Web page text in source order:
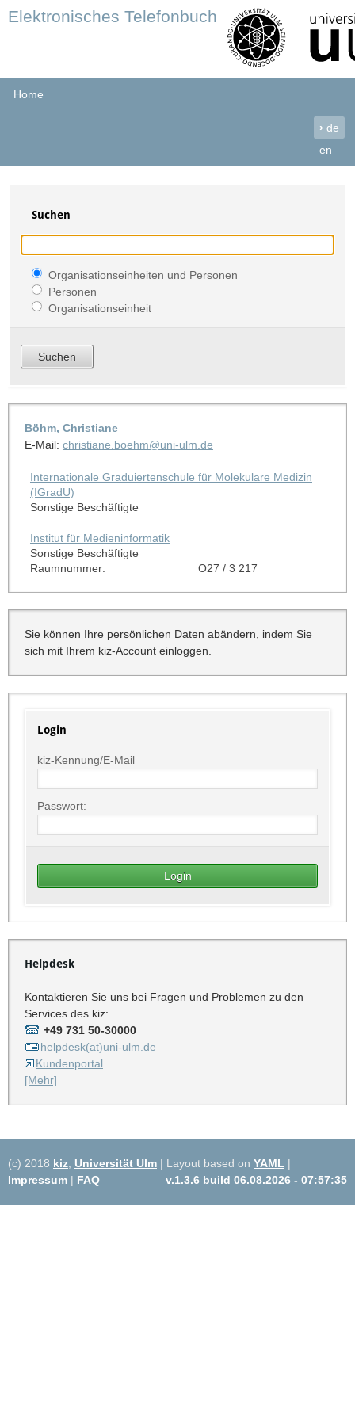
Elektronisches Telefonbuch
Home
› de
en
Suchen
Organisationseinheiten und Personen
Personen
Organisationseinheit
Böhm, Christiane
E-Mail: christiane.boehm@uni-ulm.de
Internationale Graduiertenschule für Molekulare Medizin
(IGradU)
Sonstige Beschäftigte
Institut für Medieninformatik
Sonstige Beschäftigte
Raumnummer:
O27 / 3 217
Sie können Ihre persönlichen Daten abändern, indem Sie
sich mit Ihrem kiz-Account einloggen.
Login
kiz-Kennung/E-Mail
Passwort:
Helpdesk
Kontaktieren Sie uns bei Fragen und Problemen zu den
Services des kiz:
+49 731 50-30000
helpdesk(at)uni-ulm.de
Kundenportal
[Mehr]
(c) 2018 kiz Universität Ulm | Layout based on YAML |
Impressum | FAQ v.1.3.6 build 06.08.2026 - 07:57:35